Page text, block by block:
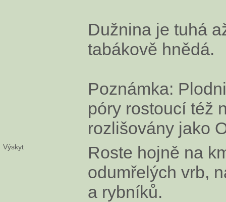
Dužnina je tuhá
tabákově hnědá.
Poznámka:
póry rostoucí též
rozlišovány jako
Výskyt
Roste hojně na
odumřelých vrb,
a rybníků.